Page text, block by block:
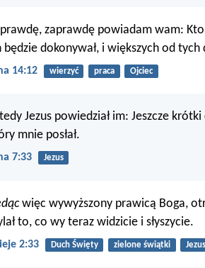
zaprawdę powiadam wam:
będzie dokonywał, i większych od
14:12 wierzyć praca Ojciec
Jezus powiedział im: Jeszcze
mnie posłał.
7:33 Jezus
więc wywyższony prawicą Boga,
to, co wy teraz widzicie i słyszycie.
2:33 Duch Święty zielone świątki Jezus